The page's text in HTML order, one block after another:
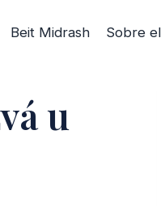
Beit Midrash Sobre el
u